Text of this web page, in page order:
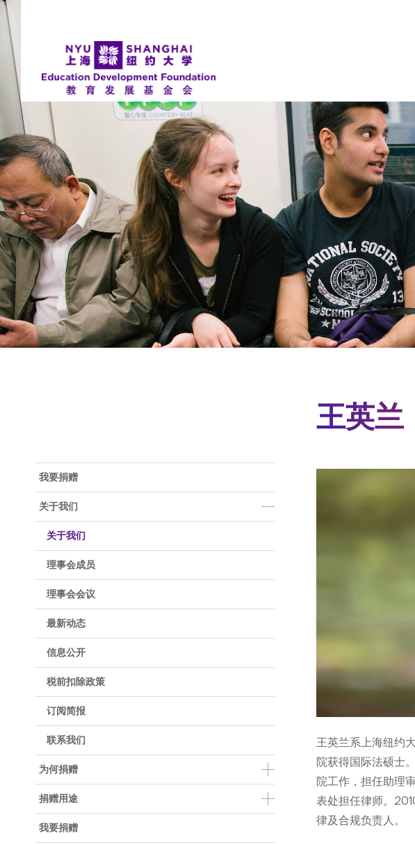
NYU Around the World
Accra
Paris
Tel Aviv
王英兰
王英兰系上海纽约
院获得国际法硕士
院工作，担任助理
表处担任律师。
律及合规负责人。
我要捐赠
关于我们
关于我们
理事会成员
理事会会议
最新动态
信息公开
税前扣除政策
订阅简报
联系我们
为何捐赠
捐赠用途
我要捐赠